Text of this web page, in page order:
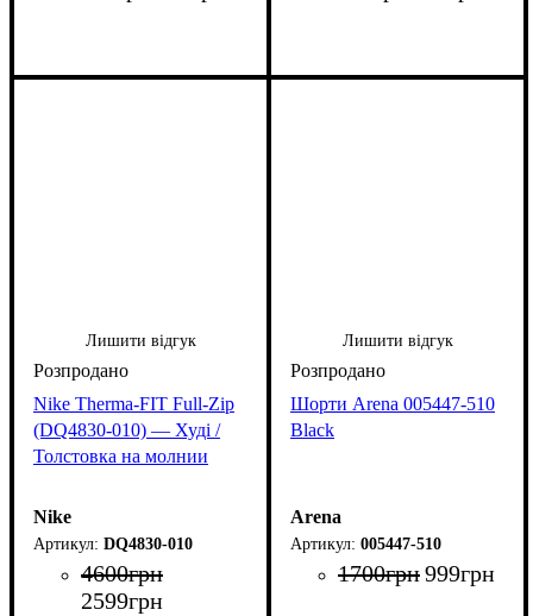
Лишити відгук
Nike Therma-FIT Full-Zip
(DQ4830-010) — Худі /
Толстовка на молнии
Nike
DQ4830-010
4600грн
2599грн
Лишити відгук
Шорти Arena 005447-510
Black
Arena
005447-510
1700грн999грн